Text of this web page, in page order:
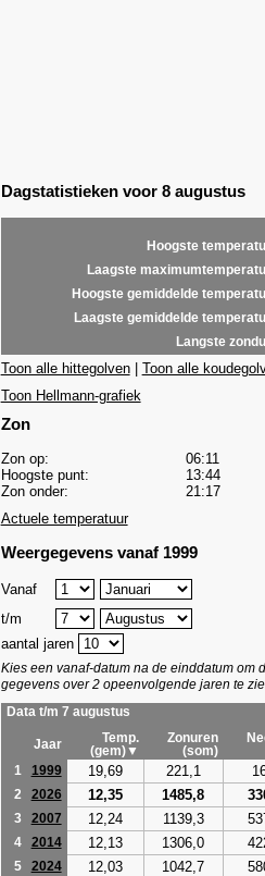
Dagstatistieken voor 8 augustus
Hoogste
Laagste
Hoogste gemiddelde
Laagste gemiddelde
Langste
Toon alle hittegolven| Toon alle
Toon Hellmann-grafiek
Zon
Zon op:
06:11
Hoogste punt:
13:44
Zon onder:
21:17
Actuele temperatuur
Weergegevens vanaf 1999
Vanaf
t/m
aantal jaren
Kies een vanaf-datum na de einddatum om
gegevens over 2 opeenvolgende jaren te
Data t/m 7 augustus
Jaar
Temp.
(gem)▼
Zonuren
(som)
1
1999 19,69 221,1
2 2026 12,35 1485,8
3 2007 12,24 1139,3
4 2014 12,13 1306,0
5 2024 12,03 1042,7